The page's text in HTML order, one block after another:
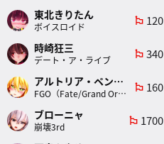
東北きりたん
ボイスロイド
emoji_flags 120
時崎狂三
デート・ア・ライブ
emoji_flags 340
アルトリア・ペンドラゴン(ランサー)
FGO（Fate/Grand Order）
emoji_flags 160
ブローニャ
崩壊3rd
emoji_flags 1700